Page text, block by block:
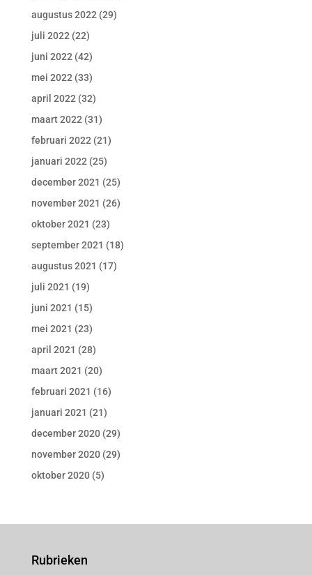
augustus 2022 (29)
juli 2022 (22)
juni 2022 (42)
mei 2022 (33)
april 2022 (32)
maart 2022 (31)
februari 2022 (21)
januari 2022 (25)
december 2021 (25)
november 2021 (26)
oktober 2021 (23)
september 2021 (18)
augustus 2021 (17)
juli 2021 (19)
juni 2021 (15)
mei 2021 (23)
april 2021 (28)
maart 2021 (20)
februari 2021 (16)
januari 2021 (21)
december 2020(29)
november 2020(29)
oktober 2020(5)
Rubrieken